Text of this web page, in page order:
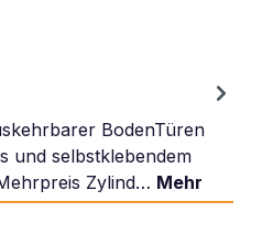
BodenTüren
und selbstklebendem
Zylind… Mehr